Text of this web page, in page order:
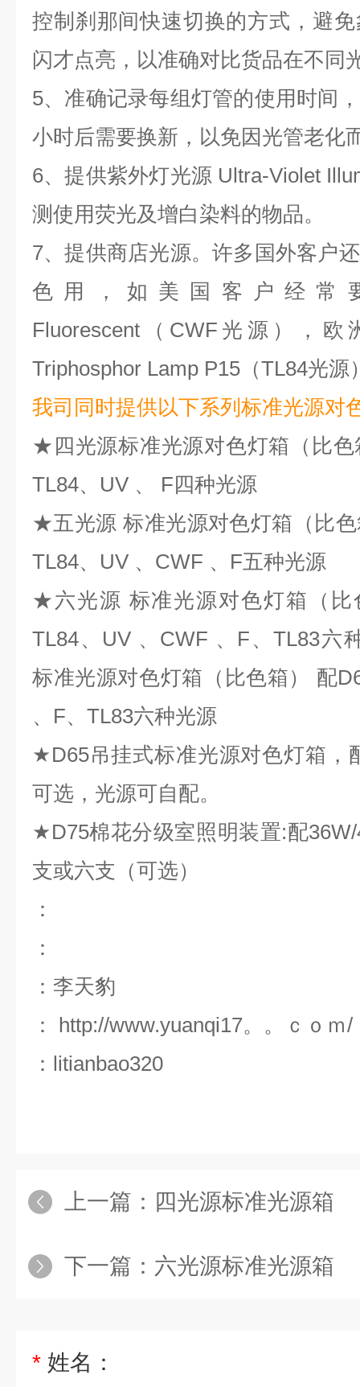
控制刹那间快速切换的方式，避
闪才点亮，以准确对比货品在不同
5、准确记录每组灯管的使用时间
小时后需要换新，以免因光管老化
6、提供紫外灯光源 Ultra-Violet
测使用荧光及增白染料的物品。
7、提供商店光源。许多国外客户
色用，如美国客户经常
Fluorescent（CWF光源），
Triphosphor Lamp P15（TL84光源
我司同时提供以下系列 标准光源对
★四光源标准光源对色灯箱（比
TL84、UV 、 F四种光源
★五光源 标准光源对色灯箱（比
TL84、UV 、CWF 、F五种光源
★六光源 标准光源对色灯箱（比
TL84、UV 、CWF 、F、TL83
标准光源对色灯箱（比色箱） 配
、F、TL83六种光源
★D65吊挂式标准光源对色灯箱，
可选，光源可自配。
★D75棉花分级室照明装置:配
支或六支（可选）
：
：
：李天豹
： http://www.yuanqi17。。ｃｏｍ/
： litianbao320
上一篇： 四光源标准光源箱
下一篇： 六光源标准光源箱
* 姓名：